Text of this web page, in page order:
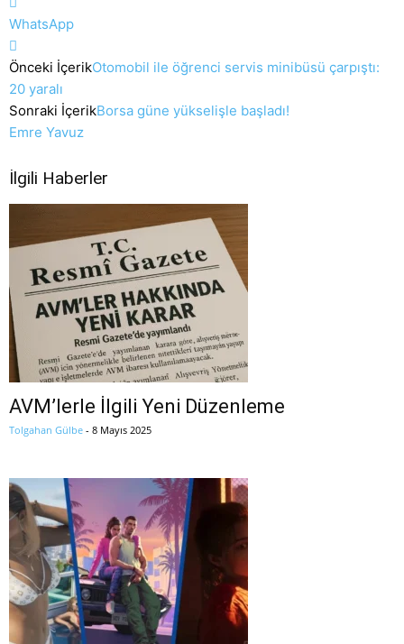
WhatsApp
Önceki İçerikOtomobil ile öğrenci servis minibüsü çarpıştı:
20 yaralı
Sonraki İçerikBorsa güne yükselişle başladı!
Emre Yavuz
İlgili Haberler
AVM’lerle İlgili Yeni Düzenleme
Tolgahan Gülbe - 8 Mayıs 2025